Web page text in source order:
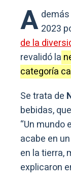
A 2023
de la
revalidó la
categoría
Se trata de
bebidas,
“Un mundo
acabe en
en la tierra,
explicaron